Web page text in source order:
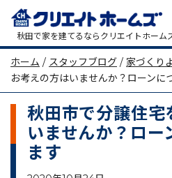
メインナビゲーション
秋田で家を建てるならクリエイトホーム
ホーム / スタッフブログ / 家づくり
お考えの方はいませんか？ローンに
秋田市で分譲住宅
いませんか？ロー
ます